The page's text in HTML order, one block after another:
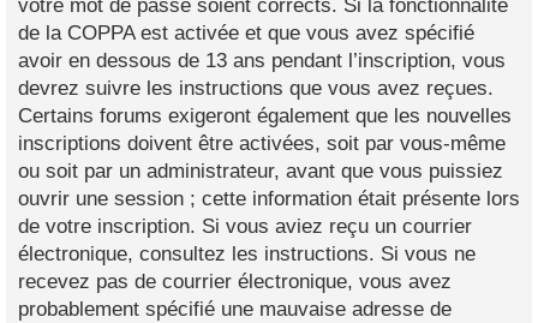
votre mot de passe soient corrects. Si la fonctionnalité
de la COPPA est activée et que vous avez spécifié
avoir en dessous de 13 ans pendant l’inscription, vous
devrez suivre les instructions que vous avez reçues.
Certains forums exigeront également que les nouvelles
inscriptions doivent être activées, soit par vous-même
ou soit par un administrateur, avant que vous puissiez
ouvrir une session ; cette information était présente lors
de votre inscription. Si vous aviez reçu un courrier
électronique, consultez les instructions. Si vous ne
recevez pas de courrier électronique, vous avez
probablement spécifié une mauvaise adresse de